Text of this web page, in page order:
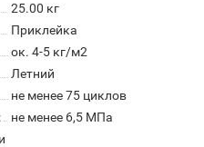
25.00 кг
Приклейка
ок. 4-5 кг/м2
Летний
не менее 75 циклов
не менее 6,5 МПа